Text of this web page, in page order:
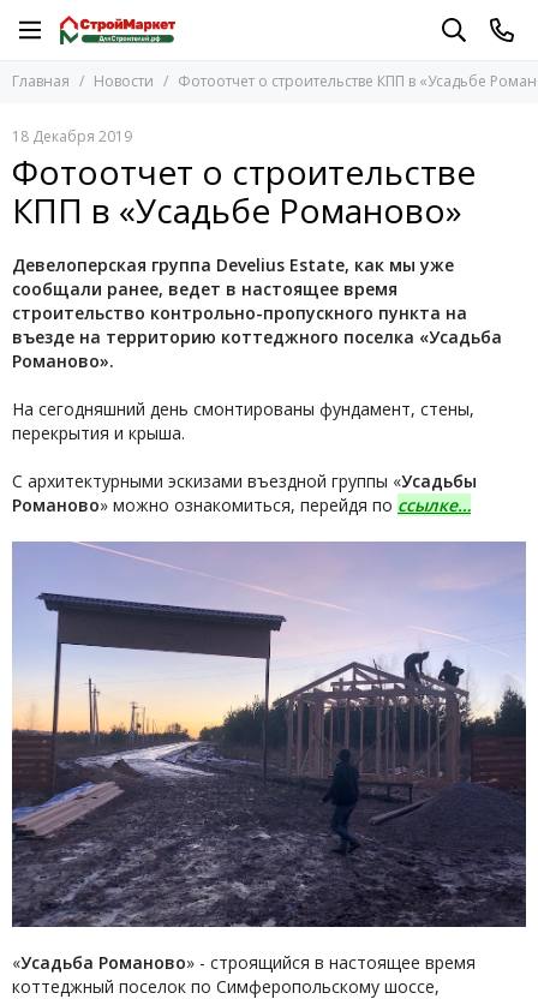
Главная Новости Фотоотчет о строительстве КПП в «Усадьбе
18 Декабря 2019
Фотоотчет о строительстве
КПП в «Усадьбе Романово»
Девелоперская группа Develius Estate, как мы уже
сообщали ранее, ведет в настоящее время
строительство контрольно-пропускного пункта на
въезде на территорию коттеджного поселка «Усадьба
Романово».
На сегодняшний день смонтированы фундамент, стены,
перекрытия и крыша.
С архитектурными эскизами въездной группы «Усадьбы
Романово» можно ознакомиться, перейдя по ссылке…
«Усадьба Романово» - строящийся в настоящее время
коттеджный поселок по Симферопольскому шоссе,